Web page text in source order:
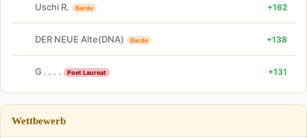
Uschi R. Barde +162
DER NEUE Alte(DNA) Barde +138
G . . . . Poet Laureat +131
Wettbewerb